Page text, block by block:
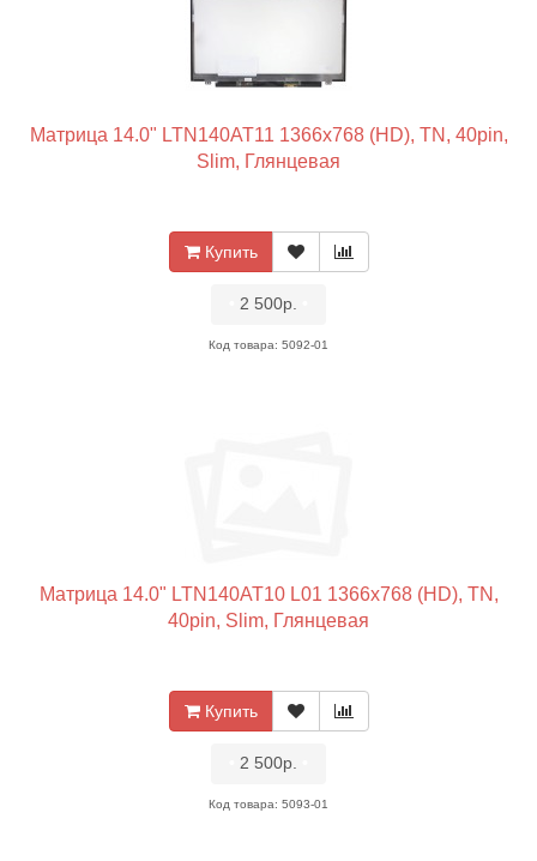
Матрица 14.0" LTN140AT11 1366x768 (HD), TN, 40pin,
Slim, Глянцевая
Купить
2 500р.
Код товара: 5092-01
Матрица 14.0" LTN140AT10 L01 1366x768 (HD), TN,
40pin, Slim, Глянцевая
Купить
2 500р.
Код товара: 5093-01